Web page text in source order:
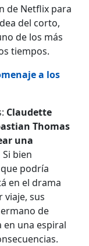
de Netflix para
del corto,
de los más
tiempos.
a los
Claudette
Thomas
una
Si bien
podría
en el drama
viaje, sus
de
en una espiral